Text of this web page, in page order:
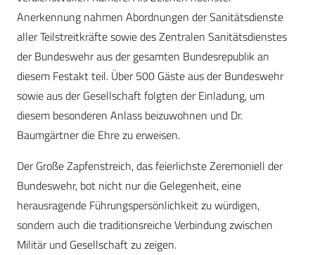
Anerkennung nahmen Abordnungen der Sanitätsdienste
aller Teilstreitkräfte sowie des Zentralen Sanitätsdienstes
der Bundeswehr aus der gesamten Bundesrepublik an
diesem Festakt teil. Über 500 Gäste aus der Bundeswehr
sowie aus der Gesellschaft folgten der Einladung, um
diesem besonderen Anlass beizuwohnen und Dr.
Baumgärtner die Ehre zu erweisen.
Der Große Zapfenstreich, das feierlichste Zeremoniell der
Bundeswehr, bot nicht nur die Gelegenheit, eine
herausragende Führungspersönlichkeit zu würdigen,
sondern auch die traditionsreiche Verbindung zwischen
Militär und Gesellschaft zu zeigen.